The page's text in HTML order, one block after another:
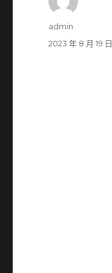
作
admin
發
2023 年 8 月 19 日